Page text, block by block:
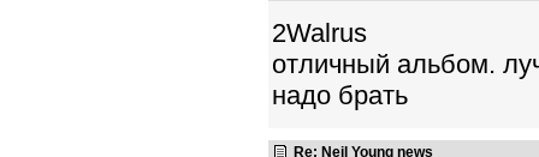
2Walrus
отличный альбом.
надо брать
Re: Neil Young news